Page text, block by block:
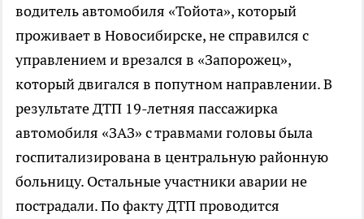
водитель автомобиля «Тойота», который
проживает в Новосибирске, не справился с
управлением и врезался в «Запорожец»,
который двигался в попутном направлении. В
результате ДТП 19-летняя пассажирка
автомобиля «ЗАЗ» с травмами головы была
госпитализирована в центральную районную
больницу. Остальные участники аварии не
пострадали. По факту ДТП проводится